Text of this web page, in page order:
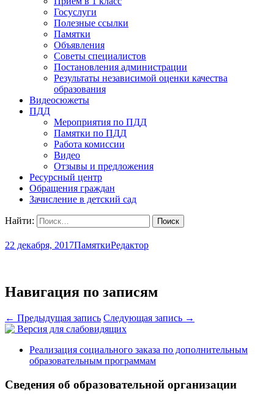
Госуслуги
Полезные ссылки
Памятки
Объявления
Советы специалистов
Постановления администрации
Результаты независимой оценки качества
образования
Видеосюжеты
ПДД
Мероприятия по ПДД
Памятки по ПДД
Работа комиссии
Видео
Отзывы и предложения
Ресурсный центр
Обращения граждан
Зачисление в детский сад
Найти:
22 декабря, 2017ПамяткиРедактор
Навигация по записям
← Предыдущая запись Следующая запись →
Версия для слабовидящих
Реализация социального заказа по дополнительным
образовательным программам
Сведения об образовательной организации